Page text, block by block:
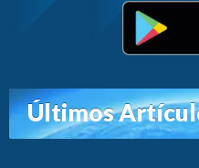
Últimos